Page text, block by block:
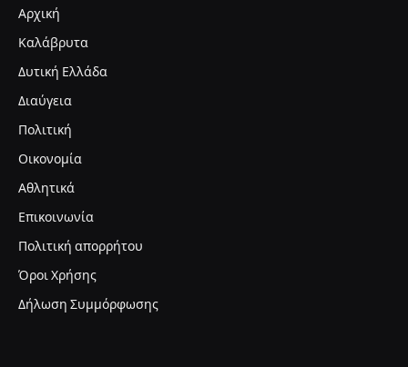
Αρχική
Καλάβρυτα
Δυτική Ελλάδα
Διαύγεια
Πολιτική
Οικονομία
Αθλητικά
Επικοινωνία
Πολιτική απορρήτου
Όροι Χρήσης
Δήλωση Συμμόρφωσης